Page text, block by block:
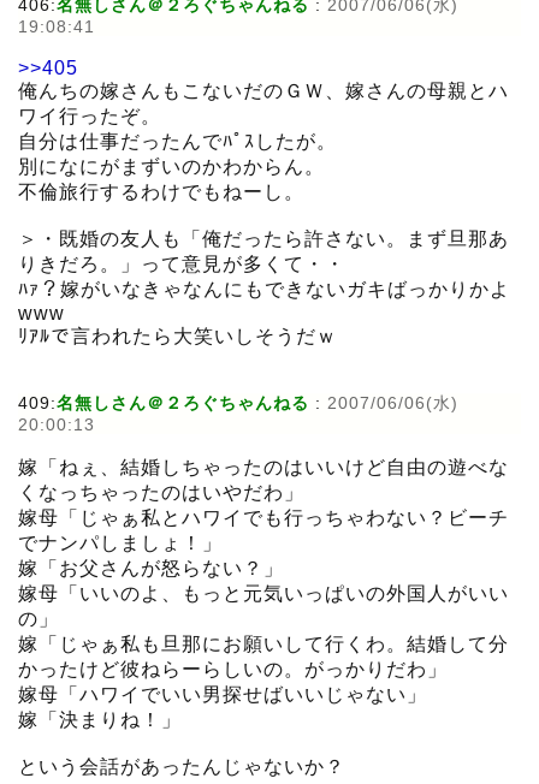
406:名無しさん＠２ろぐちゃんねる : 2007/06/06(水)
19:08:41
>>405
俺んちの嫁さんもこないだのＧＷ、嫁さんの母親とハ
ワイ行ったぞ。
自分は仕事だったんでﾊﾟｽしたが。
別になにがまずいのかわからん。
不倫旅行するわけでもねーし。
＞・既婚の友人も「俺だったら許さない。まず旦那あ
りきだろ。」って意見が多くて・・
ﾊｧ？嫁がいなきゃなんにもできないガキばっかりかよ
www
ﾘｱﾙで言われたら大笑いしそうだｗ
409:名無しさん＠２ろぐちゃんねる : 2007/06/06(水)
20:00:13
嫁「ねぇ、結婚しちゃったのはいいけど自由の遊べな
くなっちゃったのはいやだわ」
嫁母「じゃぁ私とハワイでも行っちゃわない？ビーチ
でナンパしましょ！」
嫁「お父さんが怒らない？」
嫁母「いいのよ、もっと元気いっぱいの外国人がいい
の」
嫁「じゃぁ私も旦那にお願いして行くわ。結婚して分
かったけど彼ねらーらしいの。がっかりだわ」
嫁母「ハワイでいい男探せばいいじゃない」
嫁「決まりね！」
という会話があったんじゃないか？